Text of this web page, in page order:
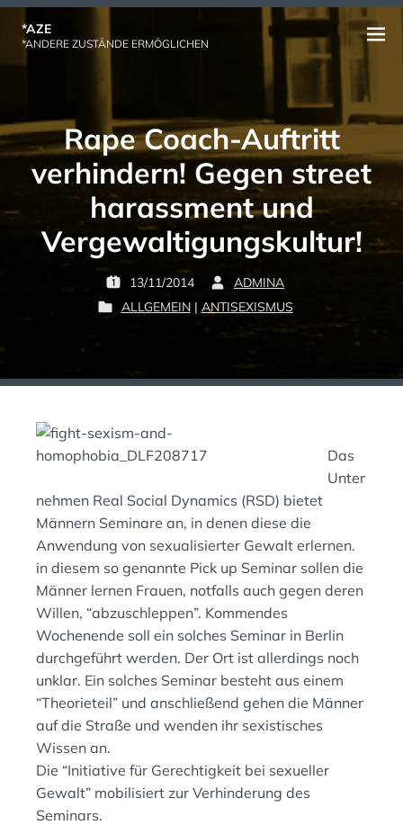
Skip
*AZE
*ANDERE ZUSTÄNDE ERMÖGLICHEN
Open
Rape Coach-Auftritt
verhindern! Gegen street
harassment und
Vergewaltigungskultur!
P
O
D
N
13/11/2014
B
Y
ADMINA
P
I
N
ALLGEMEIN | ANTISEXISMUS
Das
Unter
nehmen Real Social Dynamics (RSD) bietet
Männern Seminare an, in denen diese die
Anwendung von sexualisierter Gewalt erlernen.
in diesem so genannte Pick up Seminar sollen die
Männer lernen Frauen, notfalls auch gegen deren
Willen, “abzuschleppen”. Kommendes
Wochenende soll ein solches Seminar in Berlin
durchgeführt werden. Der Ort ist allerdings noch
unklar. Ein solches Seminar besteht aus einem
“Theorieteil” und anschließend gehen die Männer
auf die Straße und wenden ihr sexistisches
Wissen an.
Die “Initiative für Gerechtigkeit bei sexueller
Gewalt” mobilisiert zur Verhinderung des
Seminars.